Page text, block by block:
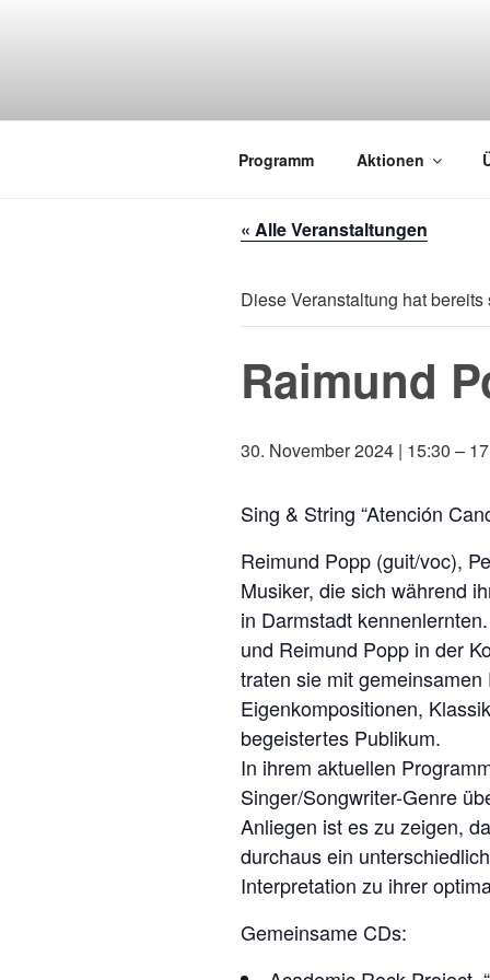
AKTION
Veranstaltungen im
Programm Aktionen
« Alle Veranstaltungen
Diese Veranstaltung hat bereits
Raimund
30. November 2024 | 15:30 –
Sing & String “Atención
Reimund Popp (guit/voc),
Musiker, die sich während
in Darmstadt
und Reimund Popp in der
traten sie mit
Eigenkompositionen,
begeistertes Publikum.
In ihrem aktuellen
Singer/Songwriter-Genre
Anliegen ist es zu zeigen,
durchaus ein
Interpretation zu ihrer
Gemeinsame CDs: